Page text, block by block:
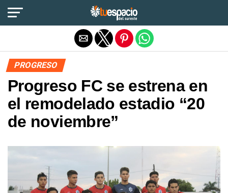
PROGRESO
Progreso FC se estrena en
el remodelado estadio “20
de noviembre”
Salir de la versión móvil